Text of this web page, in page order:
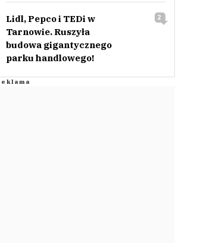
Lidl, Pepco i TEDi w
Tarnowie. Ruszyła
budowa gigantycznego
parku handlowego!
2